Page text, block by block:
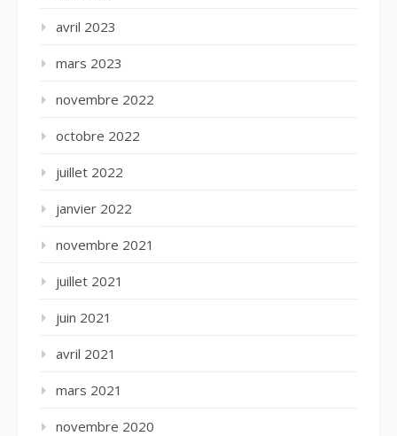
avril 2023
mars 2023
novembre 2022
octobre 2022
juillet 2022
janvier 2022
novembre 2021
juillet 2021
juin 2021
avril 2021
mars 2021
novembre 2020